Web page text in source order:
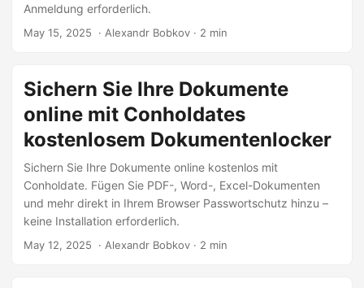
Anmeldung erforderlich.
May 15, 2025 ‎ · Alexandr Bobkov · 2 min
Sichern Sie Ihre Dokumente
online mit Conholdates
kostenlosem Dokumentenlocker
Sichern Sie Ihre Dokumente online kostenlos mit
Conholdate. Fügen Sie PDF-, Word-, Excel-Dokumenten
und mehr direkt in Ihrem Browser Passwortschutz hinzu –
keine Installation erforderlich.
May 12, 2025 ‎ · Alexandr Bobkov · 2 min